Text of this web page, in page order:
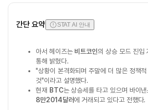
간단 요약 STAT AI 안내
아서 헤이즈는 비트코인의 상승 모드 진입
통해 밝혔다.
"상황이 본격화되며 주말에 더 많은 정책
것"이라고 설명했다.
현재 BTC는 상승세를 타고 있으며 바이낸
8만2014달러에 거래되고 있다고 전했다.